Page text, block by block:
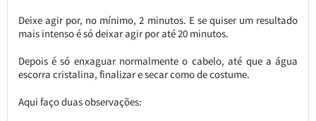
Deixe agir por, no mínimo, 2 minutos. E se quiser um resultado
mais intenso é só deixar agir por até 20 minutos.
Depois é só enxaguar normalmente o cabelo, até que a água
escorra cristalina, finalizar e secar como de costume.
Aqui faço duas observações: